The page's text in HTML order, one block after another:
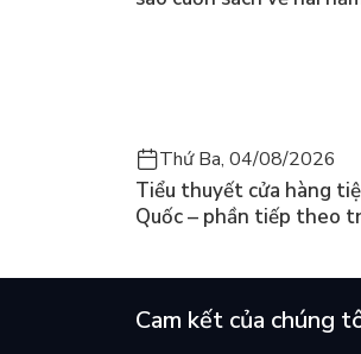
– bên cạnh giá trị như
mang tới cho bạn những
hình, thấu hiểu niềm vui
niềm vui nữ tính này như
Thứ Ba, 04/08/2026
Tiểu thuyết cửa hàng
Quốc – phần tiếp theo
Cam kết của chúng